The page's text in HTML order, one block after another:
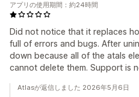
Did not notice that it replaces
full of errors and bugs. After
down because all of the atals
cannot delete them. Support is
アプリの使用期間：約24時間
Atlasが返信しました 2026年5月6日